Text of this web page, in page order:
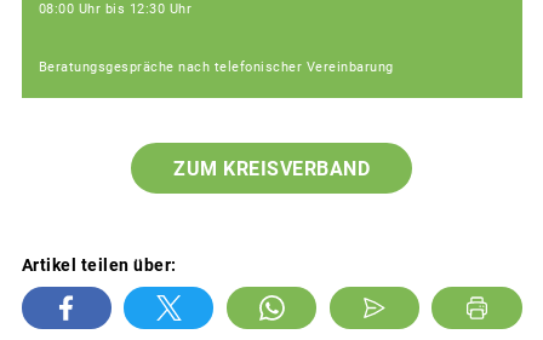
08:00 Uhr bis 12:30 Uhr
Beratungsgespräche nach telefonischer Vereinbarung
ZUM KREISVERBAND
Artikel teilen über: